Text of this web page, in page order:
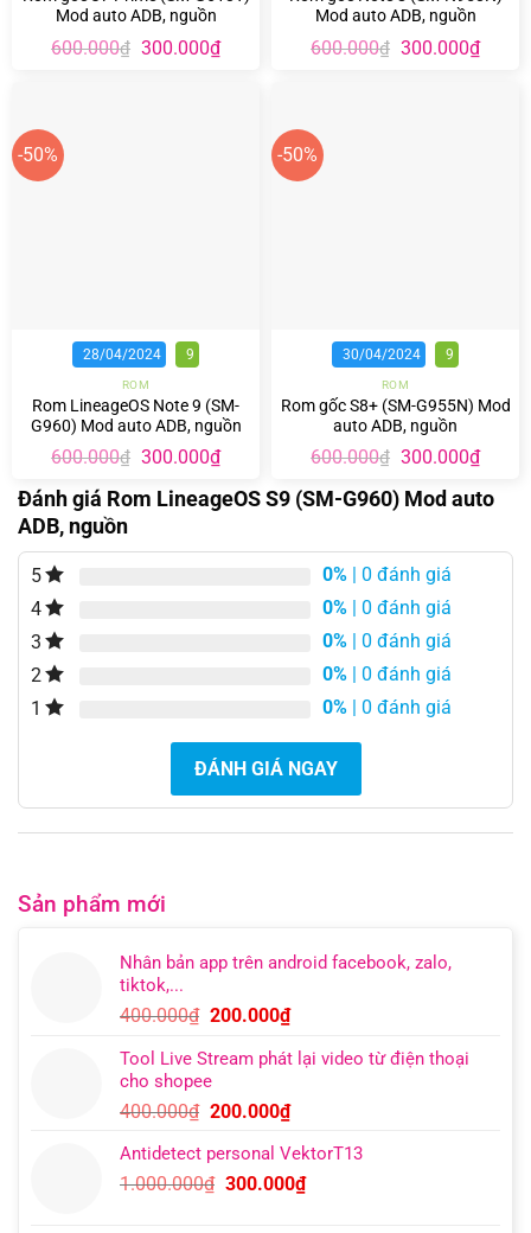
Mod auto ADB, nguồn
600.000₫ Giá
300.000₫Giá
hiện
Mod auto ADB, nguồn
600.000₫ Giá
300.000₫Giá
hiện
-50%
28/04/2024 9
ROM
Rom LineageOS Note 9 (SM-
G960) Mod auto ADB, nguồn
600.000₫ Giá
là:
600.000₫.
300.000₫Giá
hiện
tại
là:
-50%
30/04/2024 9
ROM
Rom gốc S8+ (SM-G955N) Mod
auto ADB, nguồn
600.000₫ Giá
là:
600.000₫.
300.000₫Giá
hiện
tại
là:
Đánh giá Rom LineageOS S9 (SM-G960) Mod auto
ADB, nguồn
5 0% | 0 đánh giá
4
0% | 0 đánh giá
3
0% | 0 đánh giá
2
0% | 0 đánh giá
1
0% | 0 đánh giá
ĐÁNH GIÁ NGAY
Sản phẩm mới
Nhân bản app trên android facebook, zalo,
tiktok,...
400.000₫ Giá
là:
400.000₫.
200.000₫Giá
tại
200.000₫.
Tool Live Stream phát lại video từ điện thoại
cho shopee
400.000₫ Giá
là:
400.000₫.
200.000₫Giá
tại
là:
Antidetect personal VektorT13
1.000.000₫ Giá
300.000₫Giá